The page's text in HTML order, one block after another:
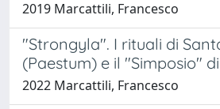
2019 Marcattili, Francesco
"Strongyla". I rituali di
(Paestum) e il "Simposio"
2022 Marcattili, Francesco